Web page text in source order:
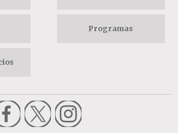
Programas